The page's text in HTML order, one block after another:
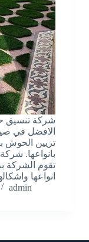
شركة تنسيق
الافضل في
تزيين الحوش
بانواعها.
تقوم الشركة
انواعها
admin